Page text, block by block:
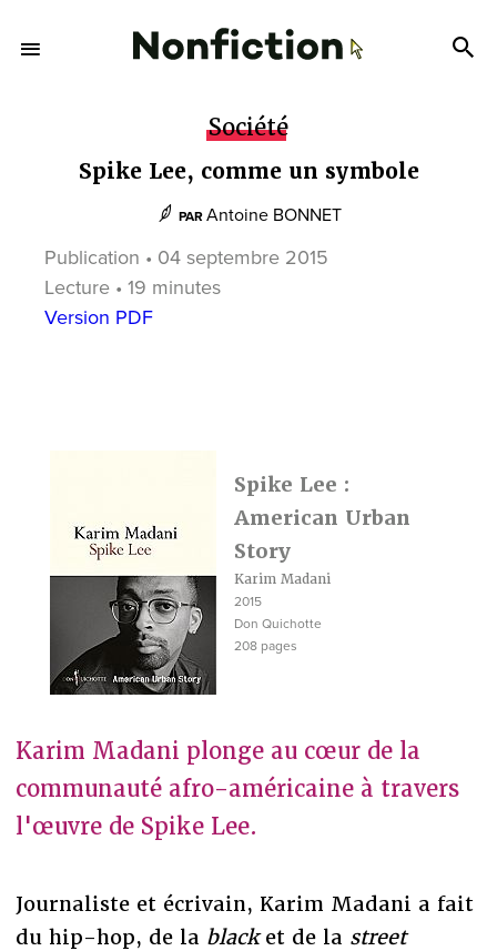
Société
Spike Lee, comme un symbole
PAR Antoine BONNET
Publication • 04 septembre 2015
Lecture • 19 minutes
Version PDF
Spike Lee :
American Urban
Story
Karim Madani
2015
Don Quichotte
208 pages
Karim Madani plonge au cœur de la
communauté afro-américaine à travers
l'œuvre de Spike Lee.
Journaliste et écrivain, Karim Madani a fait
du hip-hop, de la blacket de la street